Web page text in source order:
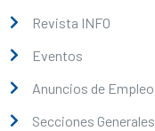
Revista INFO
Eventos
Anuncios de Empleo
Secciones Generales